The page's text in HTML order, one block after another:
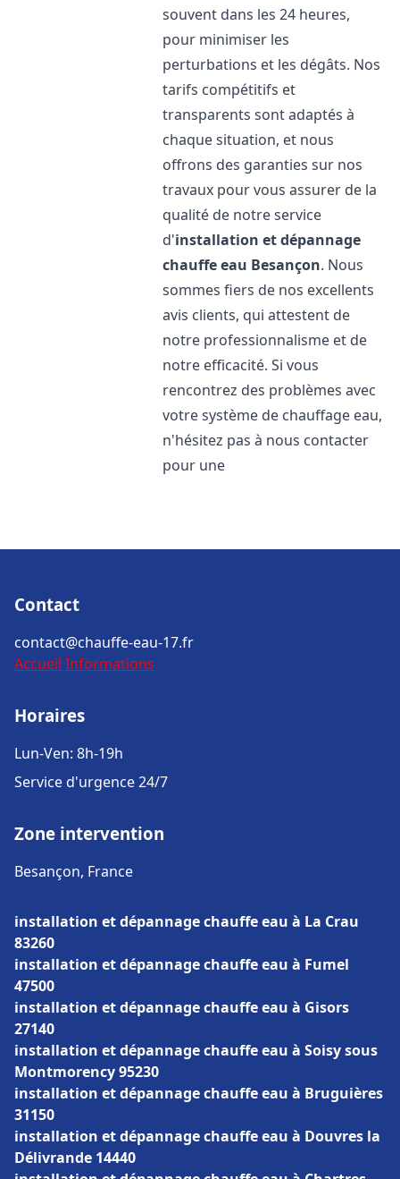
souvent dans les 24 heures,
pour minimiser les
perturbations et les dégâts. Nos
tarifs compétitifs et
transparents sont adaptés à
chaque situation, et nous
offrons des garanties sur nos
travaux pour vous assurer de la
qualité de notre service
d'installation et dépannage
chauffe eau Besançon. Nous
sommes fiers de nos excellents
avis clients, qui attestent de
notre professionnalisme et de
notre efficacité. Si vous
rencontrez des problèmes avec
votre système de chauffage eau,
n'hésitez pas à nous contacter
pour une
Contact
contact@chauffe-eau-17.fr
Accueil Informations
Horaires
Lun-Ven: 8h-19h
Service d'urgence 24/7
Zone intervention
Besançon, France
installation et dépannage chauffe eau à La Crau
83260
installation et dépannage chauffe eau à Fumel
47500
installation et dépannage chauffe eau à Gisors
27140
installation et dépannage chauffe eau à Soisy sous
Montmorency 95230
installation et dépannage chauffe eau à Bruguières
31150
installation et dépannage chauffe eau à Douvres la
Délivrande 14440